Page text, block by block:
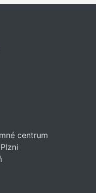
centrum